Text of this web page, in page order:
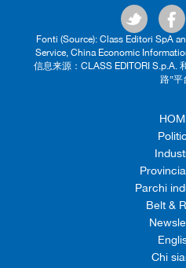
Fonti (Source): Class Editori SpA
Service, China Economic
信息来源：CLASS EDITORI S.p.A.
路”平
Parchi
Belt &
Chi